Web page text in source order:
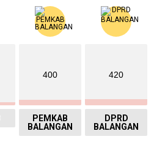
400
PEMKAB
BALANGAN
420
DPRD
BALANGAN